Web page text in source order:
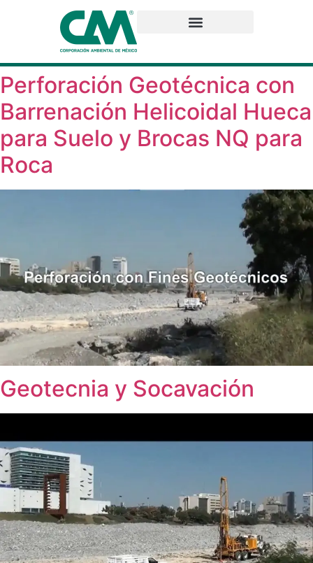
Perforación Geotécnica con
Barrenación Helicoidal Hueca
para Suelo y Brocas NQ para
Roca
Geotecnia y Socavación